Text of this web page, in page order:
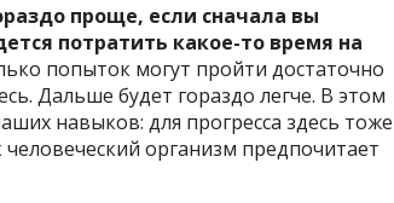
проще, если сначала вы
потратить какое-то время на
попыток могут пройти достаточно
Дальше будет гораздо легче. В этом
навыков: для прогресса здесь тоже
организм предпочитает